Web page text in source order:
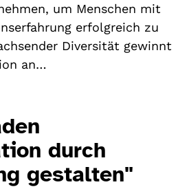
um Menschen mit
erfolgreich zu
Diversität gewinnt
an…
durch
gestalten"